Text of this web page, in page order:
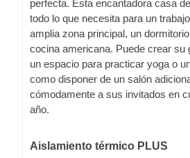
perfecta. Esta encantadora casa
todo lo que necesita para un
amplia zona principal, un
cocina americana. Puede crear su
un espacio para practicar yoga o
como disponer de un salón
cómodamente a sus invitados en
año.
Aislamiento térmico PLUS